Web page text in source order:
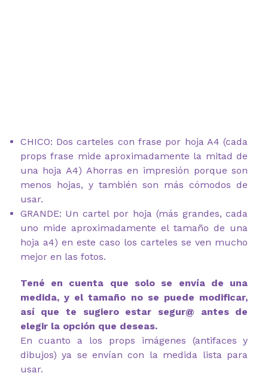
CHICO: Dos carteles con frase por hoja A4 (cada
props frase mide aproximadamente la mitad de
una hoja A4) Ahorras en impresión porque son
menos hojas, y también son más cómodos de
usar.
GRANDE: Un cartel por hoja (más grandes, cada
uno mide aproximadamente el tamaño de una
hoja a4) en este caso los carteles se ven mucho
mejor en las fotos.
Tené en cuenta que solo se envía de una
medida, y el tamaño no se puede modificar,
así que te sugiero estar segur@ antes de
elegir la opción que deseas.
En cuanto a los props imágenes (antifaces y
dibujos) ya se envían con la medida lista para
usar.